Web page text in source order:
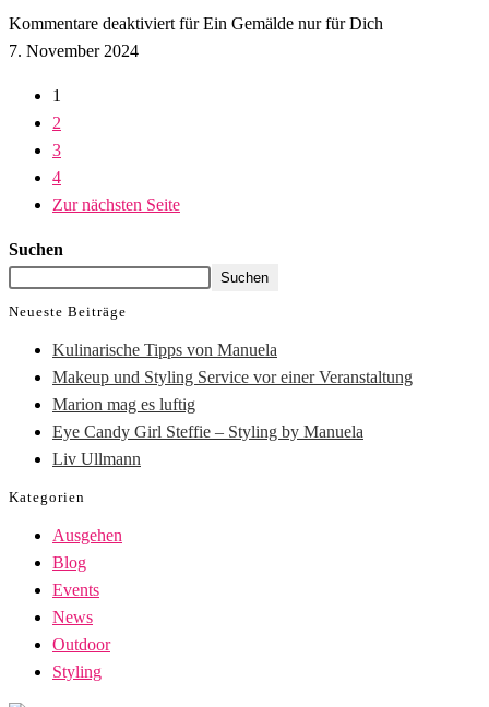
Kommentare deaktiviert für Ein Gemälde nur für Dich
7. November 2024
1
2
3
4
Zur nächsten Seite
Suchen
Suchen
Neueste Beiträge
Kulinarische Tipps von Manuela
Makeup und Styling Service vor einer Veranstaltung
Marion mag es luftig
Eye Candy Girl Steffie – Styling by Manuela
Liv Ullmann
Kategorien
Ausgehen
Blog
Events
News
Outdoor
Styling